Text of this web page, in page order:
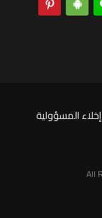
إخلاء المسؤولية